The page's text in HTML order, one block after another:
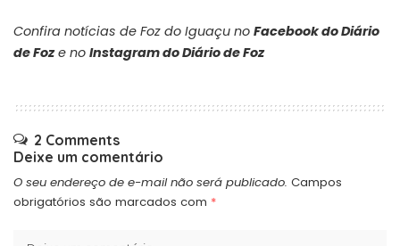
Confira notícias de Foz do Iguaçu no Facebook do Diário
de Foze no Instagram do Diário de Foz
2 Comments
Deixe um comentário
O seu endereço de e-mail não será publicado. Campos
obrigatórios são marcados com *